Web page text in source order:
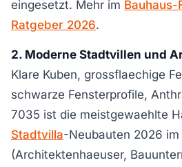
eingesetzt. Mehr im
Ratgeber 2026.
2. Moderne Stadtvillen und
Klare Kuben, grossflaechige
schwarze Fensterprofile,
7035 ist die meistgewaehlte
Stadtvilla-Neubauten 2026
(Architektenhaeuser,